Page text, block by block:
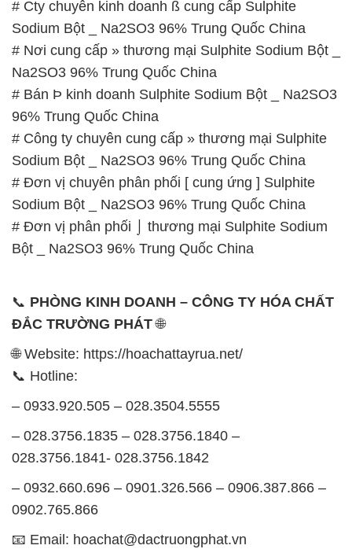
# Cty chuyên kinh doanh ß cung cấp Sulphite
Sodium Bột _ Na2SO3 96% Trung Quốc China
# Nơi cung cấp » thương mại Sulphite Sodium Bột _
Na2SO3 96% Trung Quốc China
# Bán Þ kinh doanh Sulphite Sodium Bột _ Na2SO3
96% Trung Quốc China
# Công ty chuyên cung cấp » thương mại Sulphite
Sodium Bột _ Na2SO3 96% Trung Quốc China
# Đơn vị chuyên phân phối [ cung ứng ] Sulphite
Sodium Bột _ Na2SO3 96% Trung Quốc China
# Đơn vị phân phối ⌡ thương mại Sulphite Sodium
Bột _ Na2SO3 96% Trung Quốc China
📞 PHÒNG KINH DOANH – CÔNG TY HÓA CHẤT
ĐẮC TRƯỜNG PHÁT🌐
🌐 Website: https://hoachattayrua.net/
📞 Hotline:
– 0933.920.505 – 028.3504.5555
– 028.3756.1835 – 028.3756.1840 –
028.3756.1841- 028.3756.1842
– 0932.660.696 – 0901.326.566 – 0906.387.866 –
0902.765.866
📧 Email: hoachat@dactruongphat.vn